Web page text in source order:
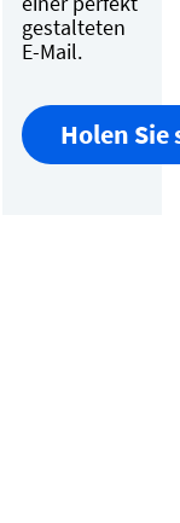
gestalteten
E-Mail.
Holen